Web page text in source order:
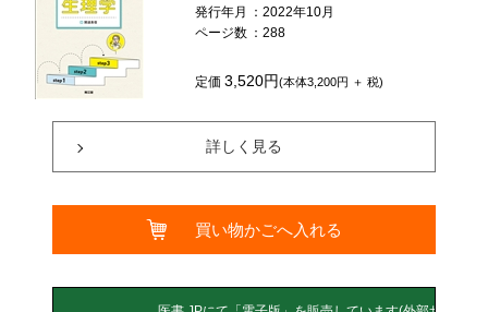
発行年月
：2022年10月
ページ数 ：288
定価3,520円(本体3,200円 ＋ 税)
詳しく見る
買い物かごへ入れる